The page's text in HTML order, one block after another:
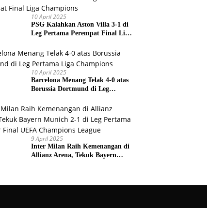
10 April 2025
PSG Kalahkan Aston Villa 3-1 di
Leg Pertama Perempat Final Liga
10 April 2025
Barcelona Menang Telak 4-0 atas
Borussia Dortmund di Leg
9 April 2025
Inter Milan Raih Kemenangan di
Allianz Arena, Tekuk Bayern